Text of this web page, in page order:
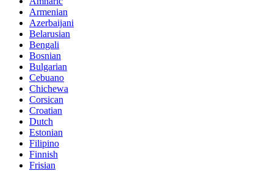
Armenian
Azerbaijani
Belarusian
Bengali
Bosnian
Bulgarian
Cebuano
Chichewa
Corsican
Croatian
Dutch
Estonian
Filipino
Finnish
Frisian